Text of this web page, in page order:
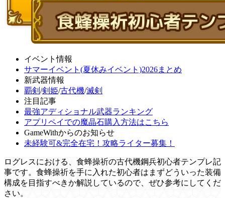
イベント情報
サマーイベント(夏休みイベント)2026まとめ
新武器情報
覇剣 /剣姫/古代機/滅剣
注目記事
最強アディショナル武器ランキング
アプリペイでの魔晶石購入方法はこちら
GameWithからのお知らせ
未経験可&完全在宅！攻略ライター募集！
ログレスにおける、食蜂操祈の古代機鋼兵初心者テンプレ記
事です。食蜂操祈を手に入れた初心者はまずどういった装備
構成を目指すべきか解説しているので、ぜひ参考にしてくだ
さい。